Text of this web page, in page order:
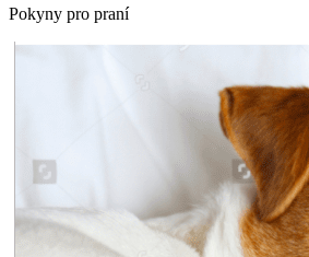
Pokyny pro praní